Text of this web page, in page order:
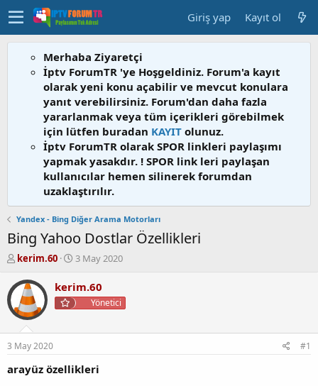
Giriş yap Kayıt ol
Merhaba Ziyaretçi
İptv ForumTR 'ye Hoşgeldiniz. Forum'a kayıt
olarak yeni konu açabilir ve mevcut konulara
yanıt verebilirsiniz. Forum'dan daha fazla
yararlanmak veya tüm içerikleri görebilmek
için lütfen buradan KAYIT olunuz.
İptv ForumTR olarak SPOR linkleri paylaşımı
yapmak yasakdır. ! SPOR link leri paylaşan
kullanıcılar hemen silinerek forumdan
uzaklaştırılır.
Yandex - Bing Diğer Arama Motorları
Bing Yahoo Dostlar Özellikleri
K
n
b
u
y
u
b
ş
kerim.60
B
ş
l
a
g
t
3 May 2020
kerim.60
Yönetici
3 May 2020 #1
arayüz özellikleri